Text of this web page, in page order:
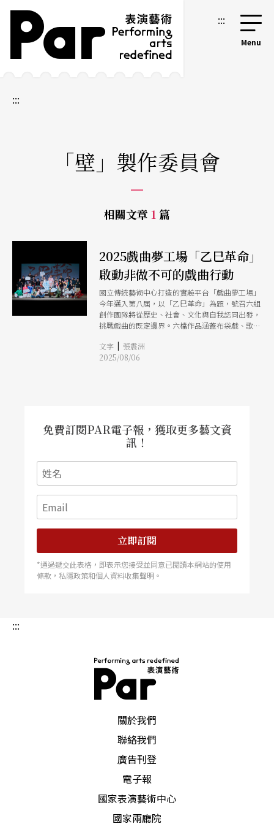
跳到主要內容區塊
網站導覽 :::
:::
「壁」製作委員會
相關文章 1 篇
2025戲曲夢工場「乙巳革命」
啟動非做不可的戲曲行動
國立傳統藝術中心打造的實驗平台「戲曲夢工場」
今年邁入第八屆，以「乙巳革命」為題，號召六組
創作團隊將從歷史、社會、文化與自我認同出發，
挑戰戲曲的既定邊界。六檔作品涵蓋布袋戲、歌仔
日至10月5日於臺灣戲曲中心多功能廳接力登場。
文字 | 張震洲
2025/08/06
免費訂閱PAR電子報，獲取更多藝文資
訊！
立即訂閱
*通過遞交此表格，即表示您接受並同意已閱讀本網站的使用
條款，私隱政策和個人資料收集聲明。
:::
關於我們
聯絡我們
廣告刊登
電子報
國家表演藝術中心
國家兩廳院